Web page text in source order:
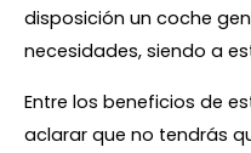
disposición un coche
necesidades, siendo a
Entre los beneficios de
aclarar que no tendrás